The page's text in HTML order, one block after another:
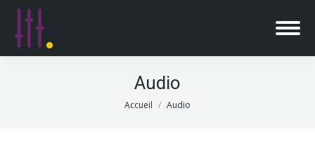
Audio
Vous êtes ici :
Accueil Audio